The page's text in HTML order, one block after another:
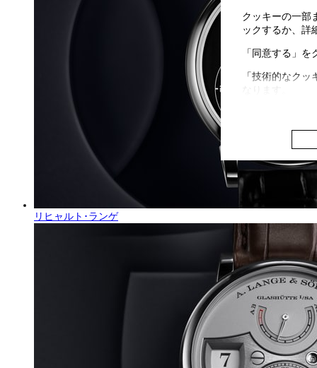
リヒャルト･ランゲ
クッキーの一部
ックするか、詳
「同意する」
「技術的なク